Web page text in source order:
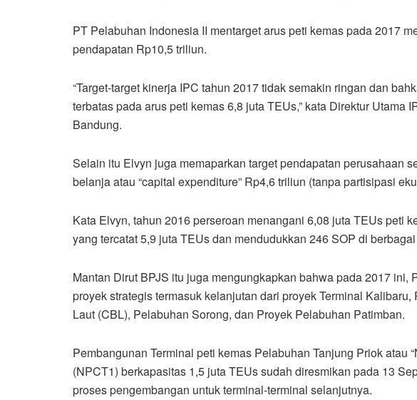
PT Pelabuhan Indonesia II mentarget arus peti kemas pada 2017
pendapatan Rp10,5 triliun.
“Target-target kinerja IPC tahun 2017 tidak semakin ringan dan
terbatas pada arus peti kemas 6,8 juta TEUs,” kata Direktur Utama
Bandung.
Selain itu Elvyn juga memaparkan target pendapatan perusahaan
belanja atau “capital expenditure” Rp4,6 triliun (tanpa partisipasi
Kata Elvyn, tahun 2016 perseroan menangani 6,08 juta TEUs peti
yang tercatat 5,9 juta TEUs dan mendudukkan 246 SOP di
Mantan Dirut BPJS itu juga mengungkapkan bahwa pada 2017 ini,
proyek strategis termasuk kelanjutan dari proyek Terminal
Laut (CBL), Pelabuhan Sorong, dan Proyek Pelabuhan Patimban.
Pembangunan Terminal peti kemas Pelabuhan Tanjung Priok atau
(NPCT1) berkapasitas 1,5 juta TEUs sudah diresmikan pada 13
proses pengembangan untuk terminal-terminal selanjutnya.